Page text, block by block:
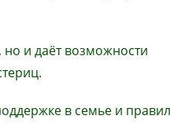
но и даёт возможности
в семье и